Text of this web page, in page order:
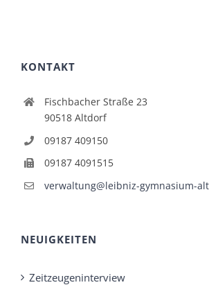
KONTAKT
Fischbacher Straße 23
90518 Altdorf
09187 409150
09187 4091515
verwaltung@leibniz-gymnasium-
NEUIGKEITEN
Zeitzeugeninterview